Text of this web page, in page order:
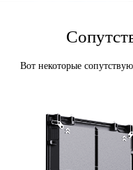
Вот некоторые